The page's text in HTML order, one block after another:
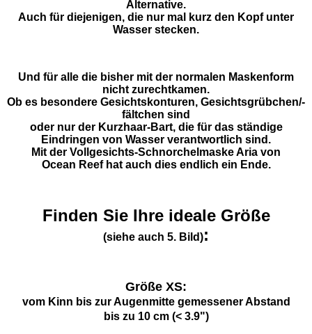
Alternative.
Auch für diejenigen, die nur mal kurz den Kopf unter
Wasser stecken.
Und für alle die bisher mit der normalen Maskenform
nicht zurechtkamen.
Ob es besondere Gesichtskonturen, Gesichtsgrübchen/-
fältchen sind
oder nur der Kurzhaar-Bart, die für das ständige
Eindringen von Wasser verantwortlich sind.
Mit der Vollgesichts-Schnorchelmaske Aria von
Ocean Reef hat auch dies endlich ein Ende.
Finden Sie Ihre ideale Größe
(siehe auch 5. Bild):
Größe XS:
vom Kinn bis zur Augenmitte gemessener Abstand
bis zu 10 cm (< 3.9")